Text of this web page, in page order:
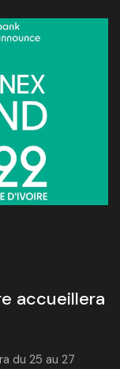
accueillera
du 25 au 27